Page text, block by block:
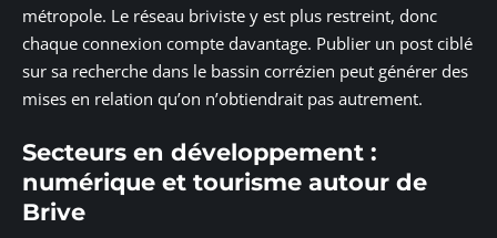
métropole. Le réseau briviste y est plus restreint, donc
chaque connexion compte davantage. Publier un post ciblé
sur sa recherche dans le bassin corrézien peut générer des
mises en relation qu’on n’obtiendrait pas autrement.
Secteurs en développement :
numérique et tourisme autour de
Brive